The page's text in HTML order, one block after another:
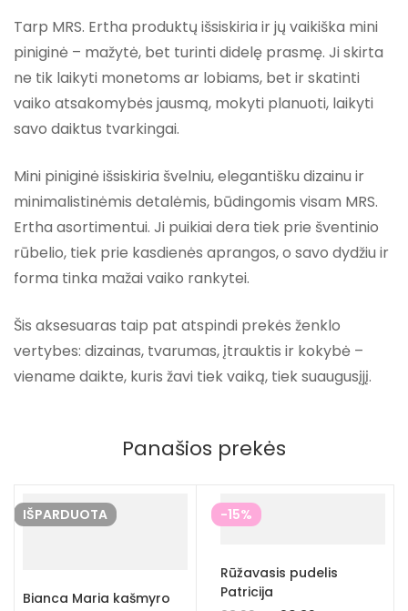
Tarp MRS. Ertha produktų išsiskiria ir jų vaikiška mini
piniginė – mažytė, bet turinti didelę prasmę. Ji skirta
ne tik laikyti monetoms ar lobiams, bet ir skatinti
vaiko atsakomybės jausmą, mokyti planuoti, laikyti
savo daiktus tvarkingai.
Mini piniginė išsiskiria švelniu, elegantišku dizainu ir
minimalistinėmis detalėmis, būdingomis visam MRS.
Ertha asortimentui. Ji puikiai dera tiek prie šventinio
rūbelio, tiek prie kasdienės aprangos, o savo dydžiu ir
forma tinka mažai vaiko rankytei.
Šis aksesuaras taip pat atspindi prekės ženklo
vertybes: dizainas, tvarumas, įtrauktis ir kokybė –
viename daikte, kuris žavi tiek vaiką, tiek suaugusįjį.
Panašios prekės
IŠPARDUOTA
Bianca Maria kašmyro
-15%
Rūžavasis pudelis
Patricija